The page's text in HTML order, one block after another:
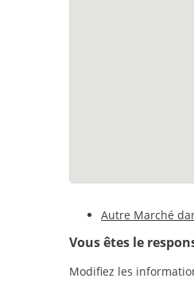
Autre Marché
Vous êtes le
Modifiez les